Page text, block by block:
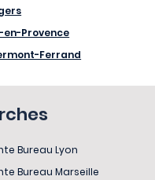
en-Provence
Ferrand
Bureau Lyon
Bureau Marseille